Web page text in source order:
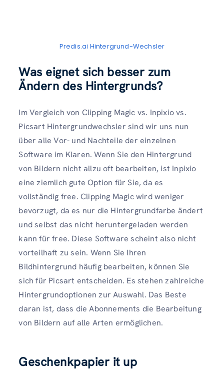
Predis.ai Hintergrund-Wechsler
Was eignet sich besser zum
Ändern des Hintergrunds?
Im Vergleich von Clipping Magic vs. Inpixio vs.
Picsart Hintergrundwechsler sind wir uns nun
über alle Vor- und Nachteile der einzelnen
Software im Klaren. Wenn Sie den Hintergrund
von Bildern nicht allzu oft bearbeiten, ist Inpixio
eine ziemlich gute Option für Sie, da es
vollständig free. Clipping Magic wird weniger
bevorzugt, da es nur die Hintergrundfarbe ändert
und selbst das nicht heruntergeladen werden
kann für free. Diese Software scheint also nicht
vorteilhaft zu sein. Wenn Sie Ihren
Bildhintergrund häufig bearbeiten, können Sie
sich für Picsart entscheiden. Es stehen zahlreiche
Hintergrundoptionen zur Auswahl. Das Beste
daran ist, dass die Abonnements die Bearbeitung
von Bildern auf alle Arten ermöglichen.
Geschenkpapier it up